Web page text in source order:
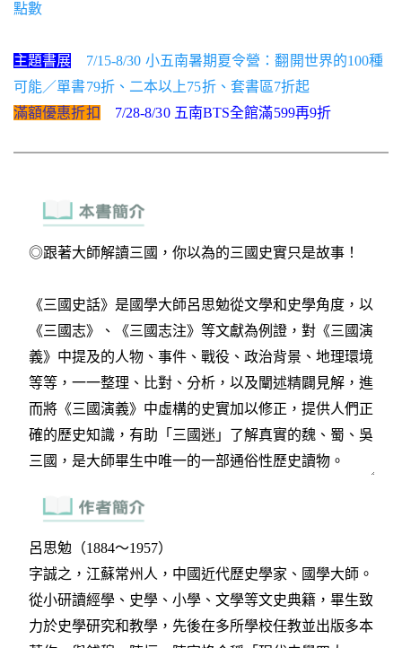
點數
主題書展
7/15-8/30 小五南暑期夏令營：翻開世界的100種
可能／單書79折、二本以上75折、套書區7折起
滿額優惠折扣
7/28-8/30 五南BTS全館滿599再9折